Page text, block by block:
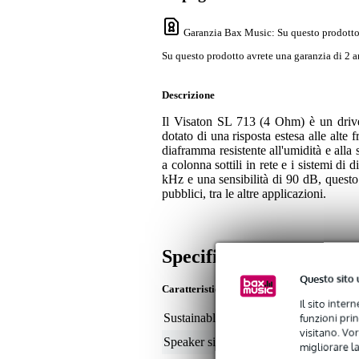
Questo sito
Il sito
funzioni
visitano.
migliorare
Garanzia Bax Music: Su questo
Su questo prodotto avrete una garanzia di 2
Descrizione
Il Visaton SL 713 (4 Ohm) è un
dotato di una risposta estesa alle alte
diaframma resistente all'umidità e
a colonna sottili in rete e i sistemi di
kHz e una sensibilità di 90 dB,
pubblici, tra le altre applicazioni.
Specifiche
Caratteristiche
Sustainable product
Speaker size (inches)
5